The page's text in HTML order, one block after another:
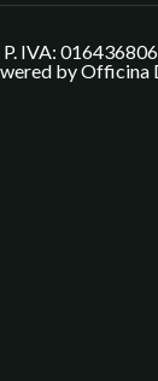
IVA:
byOfficina